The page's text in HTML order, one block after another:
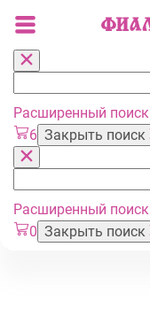
Расширенный поиск
6 Закрыть поиск
Расширенный поиск
0 Закрыть поиск